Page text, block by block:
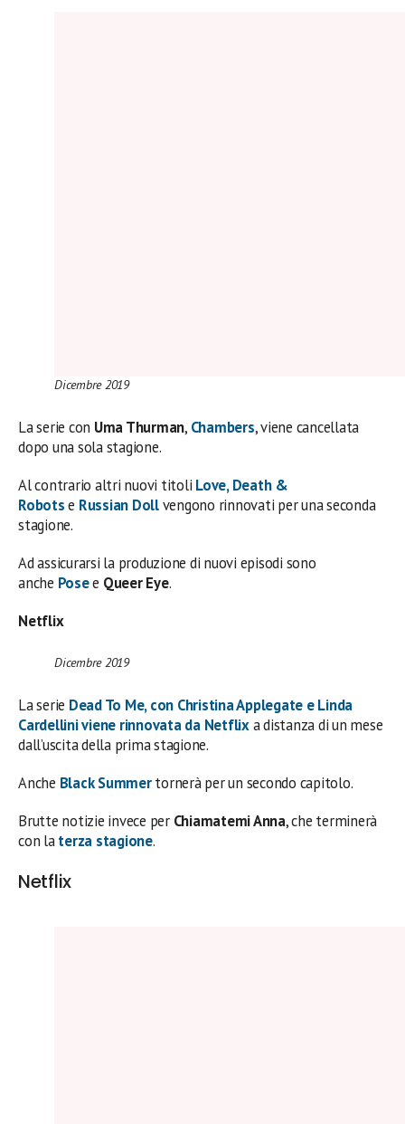
Dicembre 2019
La serie con Uma Thurman, Chambers, viene cancellata
dopo una sola stagione.
Al contrario altri nuovi titoli Love, Death &
Robotse Russian Dollvengono rinnovati per una seconda
stagione.
Ad assicurarsi la produzione di nuovi episodi sono
anche Posee Queer Eye.
Netflix
Dicembre 2019
La serie Dead To Me, con Christina Applegate eLinda
Cardelliniviene rinnovata da Netflixa distanza di un mese
dall’uscita della prima stagione.
Anche Black Summertornerà per un secondo capitolo.
Brutte notizie invece per Chiamatemi Anna, che terminerà
con laterza stagione.
Netflix